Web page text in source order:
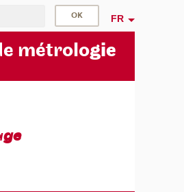
FR
métrologie
ge